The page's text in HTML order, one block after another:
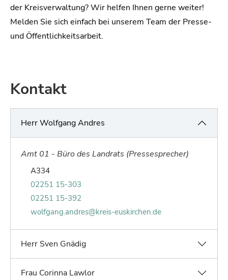
der Kreisverwaltung? Wir helfen Ihnen gerne weiter!
Melden Sie sich einfach bei unserem Team der Presse-
und Öffentlichkeitsarbeit.
Kontakt
Herr Wolfgang Andres
Amt 01 - Büro des Landrats (Pressesprecher)
A334Raum von Wolfgang Andres:
02251 15-303Telefonnummer von Wolfgang Andres:
02251 15-392Faxnummer von Wolfgang Andres:
E-Mail von Wolfgang Andres:
wolfgang.andres@kreis-euskirchen.de
Herr Sven Gnädig
Frau Corinna Lawlor